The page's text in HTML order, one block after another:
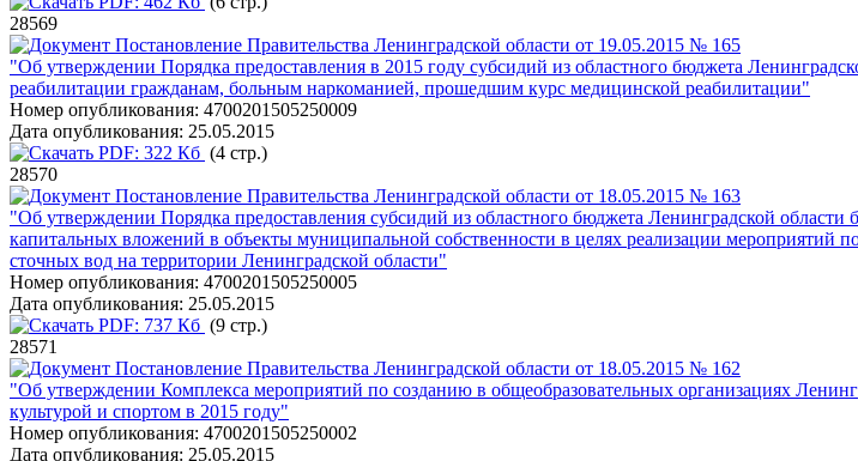
28569
Постановление Правительства Ленинградской области от 19.05.2015 № 165
"Об утверждении Порядка предоставления в 2015 году субсидий из областного бюджета
реабилитации гражданам, больным наркоманией, прошедшим курс медицинской реабилитации"
Номер опубликования: 4700201505250009
Дата опубликования: 25.05.2015
PDF: 322 Кб (4 стр.)
28570
Постановление Правительства Ленинградской области от 18.05.2015 № 163
"Об утверждении Порядка предоставления субсидий из областного бюджета Ленинградской
капитальных вложений в объекты муниципальной собственности в целях реализации мероприятий
сточных вод на территории Ленинградской области"
Номер опубликования: 4700201505250005
Дата опубликования: 25.05.2015
PDF: 737 Кб (9 стр.)
28571
Постановление Правительства Ленинградской области от 18.05.2015 № 162
"Об утверждении Комплекса мероприятий по созданию в общеобразовательных организациях
культурой и спортом в 2015 году"
Номер опубликования: 4700201505250002
Дата опубликования: 25.05.2015